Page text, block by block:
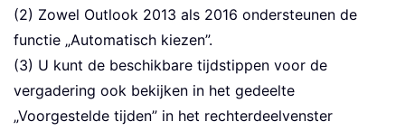
(2) Zowel Outlook 2013 als 2016 ondersteunen de
functie „Automatisch kiezen”.
(3) U kunt de beschikbare tijdstippen voor de
vergadering ook bekijken in het gedeelte
„Voorgestelde tijden” in het rechterdeelvenster